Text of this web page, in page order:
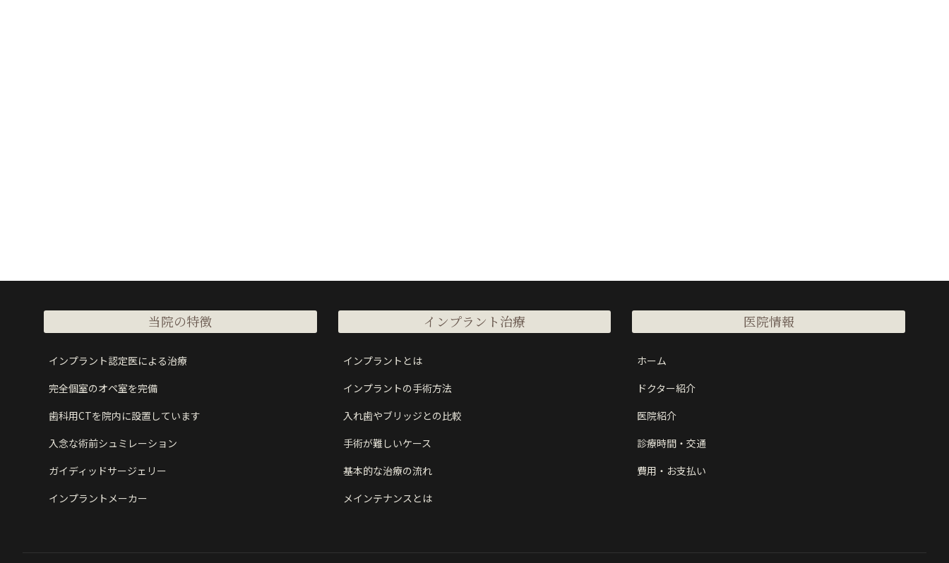
当院の特徴
インプラント認定医による治療
完全個室のオペ室を完備
歯科用CTを院内に設置しています
入念な術前シュミレーション
ガイディッドサージェリー
インプラントメーカー
インプラント治療
インプラントとは
インプラントの手術方法
入れ歯やブリッジとの比較
手術が難しいケース
基本的な治療の流れ
メインテナンスとは
医院情報
ホーム
ドクター紹介
医院紹介
診療時間・交通
費用・お支払い